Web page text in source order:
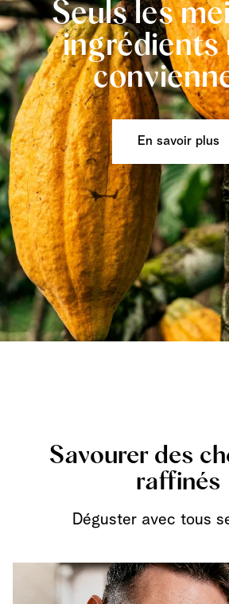
Seuls les
ingrédients
En savoir plus
Savourer des
raffinés
Déguster avec tous